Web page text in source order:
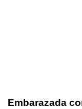
Embarazada